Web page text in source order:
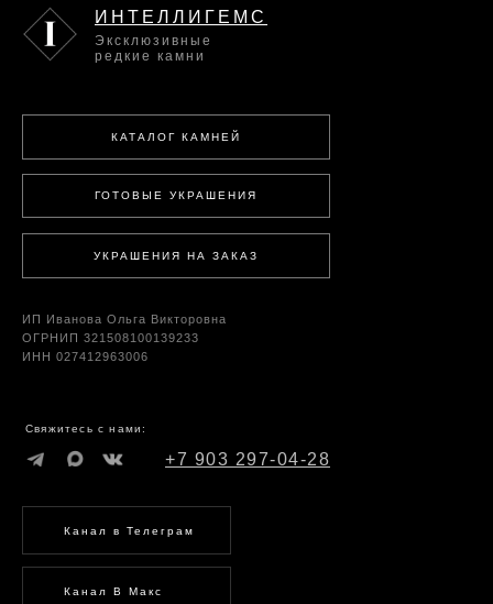
КАТАЛОГ КАМНЕЙ
УКРАШЕНИЯ НА ЗАКАЗ
ГОТОВЫЕ УКРАШЕНИЯ
Эксклюзивные
редкие камни
ИНТЕЛЛИГЕМС
+7 903 297-04-28
Канал В Макс
Канал в Телеграм
Свяжитесь с нами:
ИП Иванова Ольга Викторовна
ОГРНИП 321508100139233
ИНН 027412963006